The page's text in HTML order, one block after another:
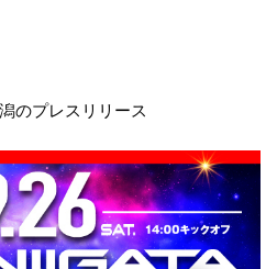
のプレスリリース